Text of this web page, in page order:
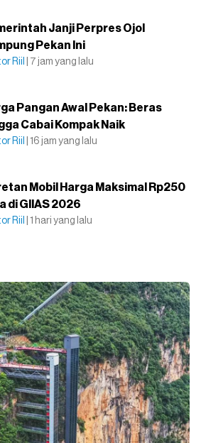
Janji Perpres Ojol
Pekan Ini
Riil | 7 jam yang lalu
Pangan Awal Pekan: Beras
Cabai Kompak Naik
Riil | 16 jam yang lalu
Mobil Harga Maksimal Rp250
di GIIAS 2026
Riil | 1 hari yang lalu